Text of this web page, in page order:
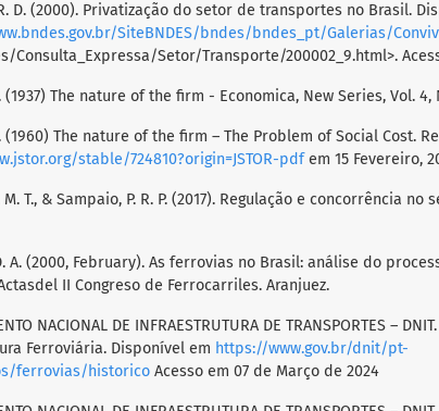
D. (2000). Privatização do setor de transportes no Brasil.
SiteBNDES/bndes/bndes_pt/Galerias/
Consulta_Expressa/Setor/Transporte/200002_9.html>.
(1937) The nature of the firm - Economica, New Series, Vol. 4,
(1960) The nature of the firm – The Problem of Social Cost.
stable/724810?origin=JSTOR-pdfem 15 Fevereiro,
M. T., & Sampaio, P. R. P. (2017). Regulação e concorrência
A. (2000, February). As ferrovias no Brasil: análise do
II Congreso de Ferrocarriles. Aranjuez.
NACIONAL DE INFRAESTRUTURA DE TRANSPORTES –
Ferroviária. Disponível em https://www.gov.br/dnit/pt-
ferrovias/historico Acesso em 07 de Março de 2024